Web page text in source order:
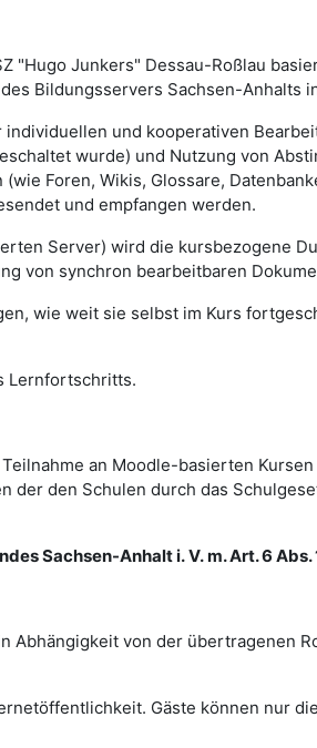
"Hugo Junkers" Dessau-Roßlau
Bildungsservers Sachsen-Anhalts
und kooperativen
wurde) und Nutzung von
Foren, Wikis, Glossare,
und empfangen werden.
Server) wird die kursbezogene
von synchron bearbeitbaren
wie weit sie selbst im Kurs
Lernfortschritts.
an Moodle-basierten
den Schulen durch das
Sachsen-Anhalt i. V. m. Art. 6 Abs.
von der übertragenen
Gäste können nur